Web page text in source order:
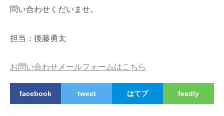
問い合わせくだいませ。
担当：後藤勇太
お問い合わせメールフォームはこちら
facebook tweet はてブ feedly